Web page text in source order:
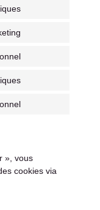
», vous
cookies via